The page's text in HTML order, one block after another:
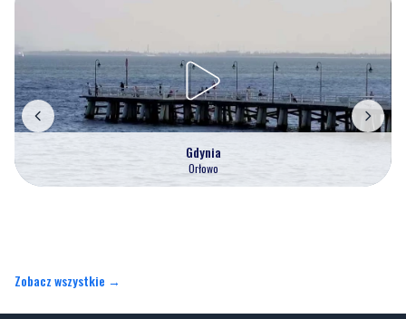
Gdynia
Orłowo
Zobacz wszystkie →